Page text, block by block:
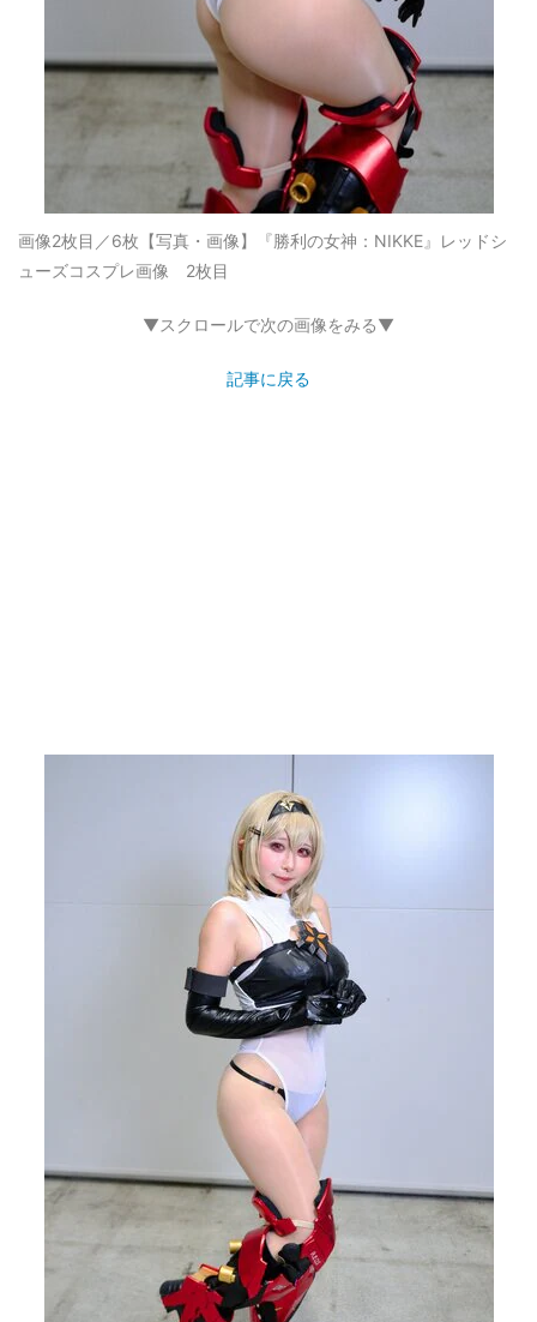
画像2枚目／6枚 【写真・画像】『勝利の女神：NIKKE』レッドシ
ューズコスプレ画像 2枚目
▼スクロールで次の画像をみる▼
記事に戻る